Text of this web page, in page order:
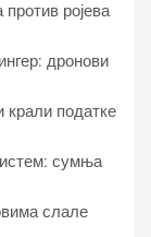
ројева
дронови
крали податке
сумња
слале